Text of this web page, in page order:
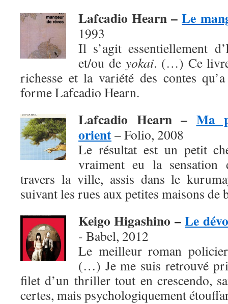
Lafcadio Hearn –Le
1993
Il s’agit essentiellement
et/ou de yokai. (…) Ce
richesse et la variété des contes
forme Lafcadio Hearn.
Lafcadio Hearn – Ma
orient– Folio, 2008
Le résultat est un petit
vraiment eu la sensation
travers la ville, assis dans le
suivant les rues aux petites maisons de
Keigo Higashino –Le
- Babel, 2012
Le meilleur roman
(…) Je me suis retrouvé
filet d’un thriller tout en crescendo,
certes, mais psychologiquement